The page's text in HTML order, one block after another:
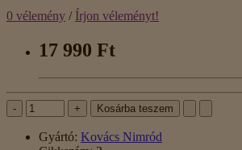
0 vélemény / Írjon véleményt!
17 990 Ft
- + Kosárba teszem
Gyártó: Kovács Nimród